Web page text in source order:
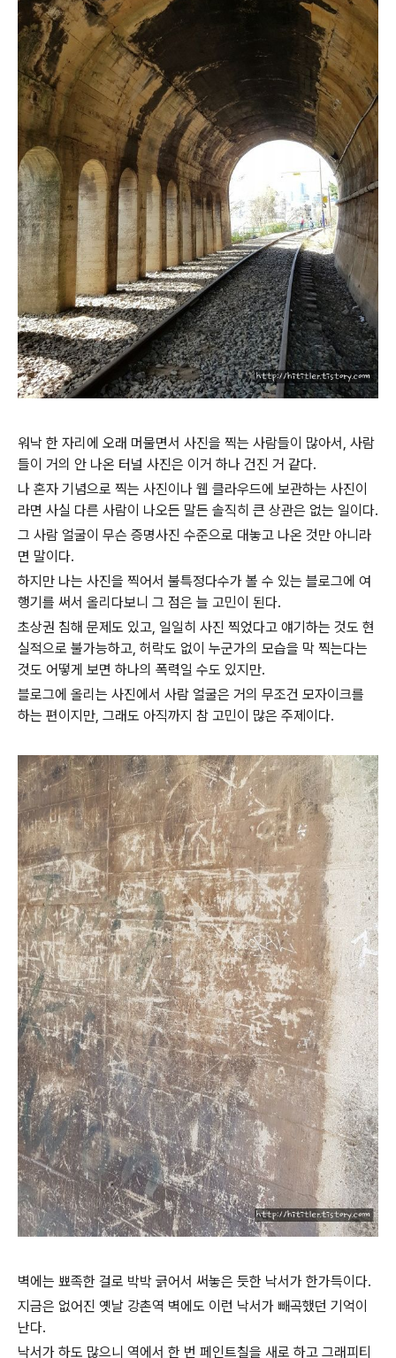
워낙 한 자리에 오래 머물면서 사진을 찍는 사람들이 많아서, 사람
들이 거의 안 나온 터널 사진은 이거 하나 건진 거 같다.
나 혼자 기념으로 찍는 사진이나 웹 클라우드에 보관하는 사진이
라면 사실 다른 사람이 나오든 말든 솔직히 큰 상관은 없는 일이다.
그 사람 얼굴이 무슨 증명사진 수준으로 대놓고 나온 것만 아니라
면 말이다.
하지만 나는 사진을 찍어서 불특정다수가 볼 수 있는 블로그에 여
행기를 써서 올리다보니 그 점은 늘 고민이 된다.
초상권 침해 문제도 있고, 일일히 사진 찍었다고 얘기하는 것도 현
실적으로 불가능하고, 허락도 없이 누군가의 모습을 막 찍는다는
것도 어떻게 보면 하나의 폭력일 수도 있지만.
블로그에 올리는 사진에서 사람 얼굴은 거의 무조건 모자이크를
하는 편이지만, 그래도 아직까지 참 고민이 많은 주제이다.
벽에는 뾰족한 걸로 박박 긁어서 써놓은 듯한 낙서가 한가득이다.
지금은 없어진 옛날 강촌역 벽에도 이런 낙서가 빼곡했던 기억이
난다.
낙서가 하도 많으니 역에서 한 번 페인트칠을 새로 하고 그래피티